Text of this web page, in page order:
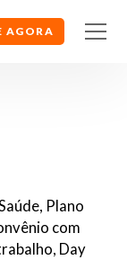
AGORA
Plano
com
Day